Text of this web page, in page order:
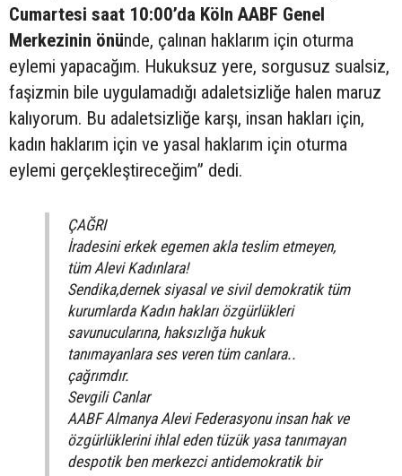
Cumartesi saat 10:00’da Köln AABF Genel
Merkezinin önünde, çalınan haklarım için oturma
eylemi yapacağım. Hukuksuz yere, sorgusuz sualsiz,
faşizmin bile uygulamadığı adaletsizliğe halen maruz
kalıyorum. Bu adaletsizliğe karşı, insan hakları için,
kadın haklarım için ve yasal haklarım için oturma
eylemi gerçekleştireceğim” dedi.
ÇAĞRI
İradesini erkek egemen akla teslim etmeyen,
tüm Alevi Kadınlara!
Sendika,dernek siyasal ve sivil demokratik tüm
kurumlarda Kadın hakları özgürlükleri
savunucularına, haksızlığa hukuk
tanımayanlara ses veren tüm canlara..
çağrımdır.
Sevgili Canlar
AABF Almanya Alevi Federasyonu insan hak ve
özgürlüklerini ihlal eden tüzük yasa tanımayan
despotik ben merkezci antidemokratik bir